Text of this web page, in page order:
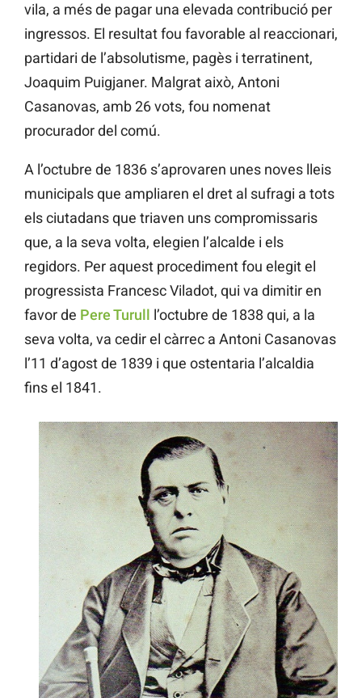
vila, a més de pagar una elevada contribució per
ingressos. El resultat fou favorable al reaccionari,
partidari de l’absolutisme, pagès i terratinent,
Joaquim Puigjaner. Malgrat això, Antoni
Casanovas, amb 26 vots, fou nomenat
procurador del comú.
A l’octubre de 1836 s’aprovaren unes noves lleis
municipals que ampliaren el dret al sufragi a tots
els ciutadans que triaven uns compromissaris
que, a la seva volta, elegien l’alcalde i els
regidors. Per aquest procediment fou elegit el
progressista Francesc Viladot, qui va dimitir en
favor de Pere Turull l’octubre de 1838 qui, a la
seva volta, va cedir el càrrec a Antoni Casanovas
l’11 d’agost de 1839 i que ostentaria l’alcaldia
fins el 1841.